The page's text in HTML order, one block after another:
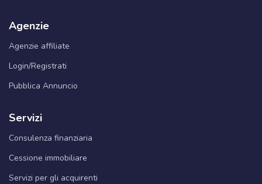
Agenzie
Agenzie affiliate
Login/Registrati
Pubblica Annuncio
Servizi
Consulenza finanziaria
Cessione immobiliare
Servizi per gli acquirenti